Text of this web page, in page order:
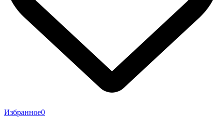
Избранное0